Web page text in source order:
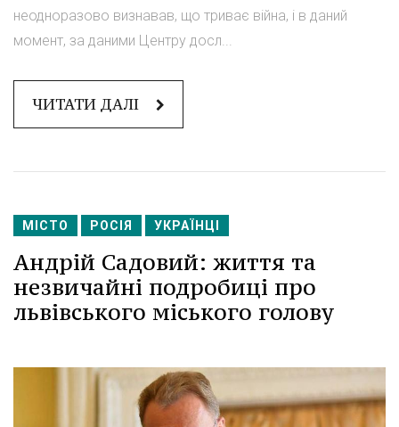
неодноразово визнавав, що триває війна, і в даний
момент, за даними Центру досл...
ЧИТАТИ ДАЛІ
МІСТО РОСІЯ УКРАЇНЦІ
Андрій Садовий: життя та
незвичайні подробиці про
львівського міського голову